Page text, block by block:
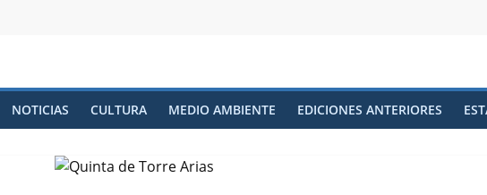
NOTICIAS CULTURA MEDIO AMBIENTE EDICIONES ANTERIORES